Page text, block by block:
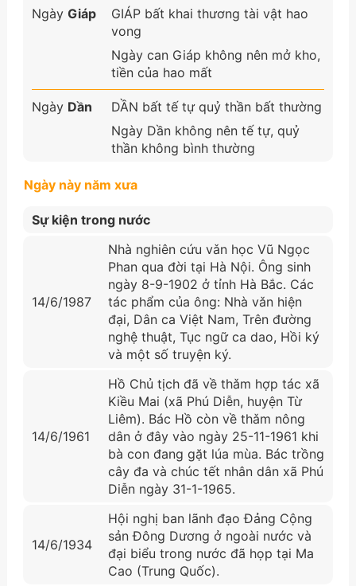
Ngày Giáp
GIÁP bất khai thương tài vật hao
vong
Ngày can Giáp không nên mở kho,
tiền của hao mất
Ngày Dần
DẦN bất tế tự quỷ thần bất thường
Ngày Dần không nên tế tự, quỷ
thần không bình thường
Ngày này năm xưa
Sự kiện trong nước
14/6/1987
Nhà nghiên cứu vǎn học Vũ Ngọc
Phan qua đời tại Hà Nội. Ông sinh
ngày 8-9-1902 ở tỉnh Hà Bắc. Các
tác phẩm của ông: Nhà vǎn hiện
đại, Dân ca Việt Nam, Trên đường
nghệ thuật, Tục ngữ ca dao, Hồi ký
và một số truyện ký.
14/6/1961
Hồ Chủ tịch đã về thǎm hợp tác xã
Kiều Mai (xã Phú Diễn, huyện Từ
Liêm). Bác Hồ còn về thǎm nông
dân ở đây vào ngày 25-11-1961 khi
bà con đang gặt lúa mùa. Bác trồng
cây đa và chúc tết nhân dân xã Phú
Diễn ngày 31-1-1965.
14/6/1934
Hội nghị ban lãnh đạo Đảng Cộng
sản Đông Dương ở ngoài nước và
đại biểu trong nước đã họp tại Ma
Cao (Trung Quốc).